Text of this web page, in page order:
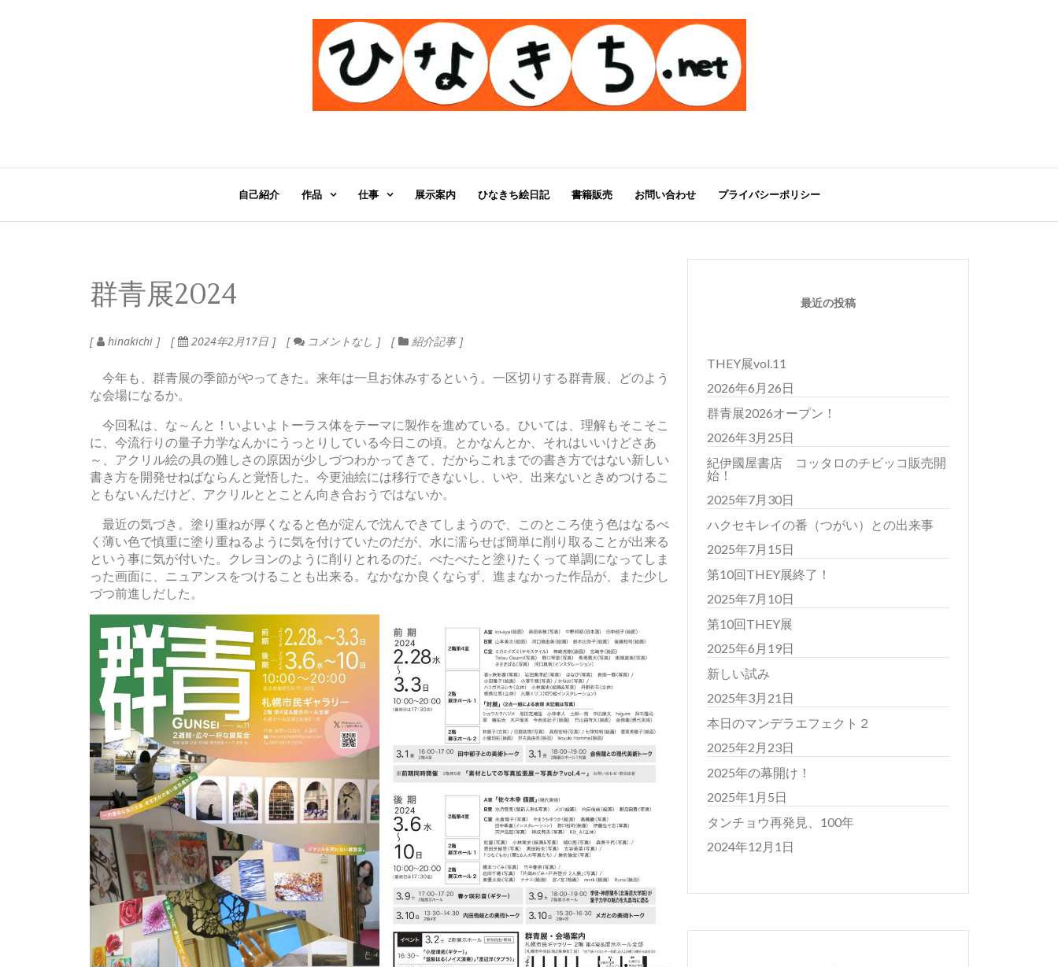
自己紹介 作品 仕事 展示案内 ひなきち絵日記 書籍販売 お問い合わせ プライバシーポリシー
群青展2024
hinakichi 2024年2月17日 コメントなし 紹介記事
今年も、群青展の季節がやってきた。来年は一旦お休みするという。一区切りする群青展、どのよう
な会場になるか。
今回私は、な～んと！いよいよトーラス体をテーマに製作を進めている。ひいては、理解もそこそこ
に、今流行りの量子力学なんかにうっとりしている今日この頃。とかなんとか、それはいいけどさあ
～、アクリル絵の具の難しさの原因が少しづつわかってきて、だからこれまでの書き方ではない新しい
書き方を開発せねばならんと覚悟した。今更油絵には移行できないし、いや、出来ないときめつけるこ
ともないんだけど、アクリルととことん向き合おうではないか。
最近の気づき。塗り重ねが厚くなると色が淀んで沈んできてしまうので、このところ使う色はなるべ
く薄い色で慎重に塗り重ねるように気を付けていたのだが、水に濡らせば簡単に削り取ることが出来る
という事に気が付いた。クレヨンのように削りとれるのだ。べたべたと塗りたくって単調になってしま
った画面に、ニュアンスをつけることも出来る。なかなか良くならず、進まなかった作品が、また少し
づつ前進しだした。
最近の投稿
THEY展vol.11
2026年6月26日
群青展2026オープン！
2026年3月25日
紀伊國屋書店 コッタロのチビッコ販売開
始！
2025年7月30日
ハクセキレイの番（つがい）との出来事
2025年7月15日
第10回THEY展終了！
2025年7月10日
第10回THEY展
2025年6月19日
新しい試み
2025年3月21日
本日のマンデラエフェクト２
2025年2月23日
2025年の幕開け！
2025年1月5日
タンチョウ再発見、100年
2024年12月1日